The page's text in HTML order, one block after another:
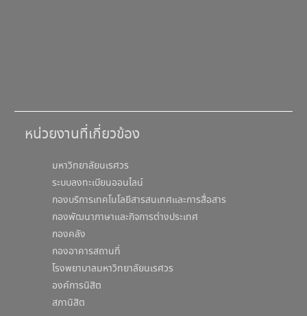
หน่วยงานที่เกี่ยวข้อง
มหาวิทยาลัยนเรศวร
ระบบลงทะเบียนออนไลน์
กองบริการเทคโนโลยีสารสนเทศและการสื่อสาร
กองพัฒนาภาษาและกิจการต่างประเทศ
กองคลัง
กองอาคารสถานที่
โรงพยาบาลมหาวิทยาลัยนเรศวร
องค์การนิสิต
สภานิสิต